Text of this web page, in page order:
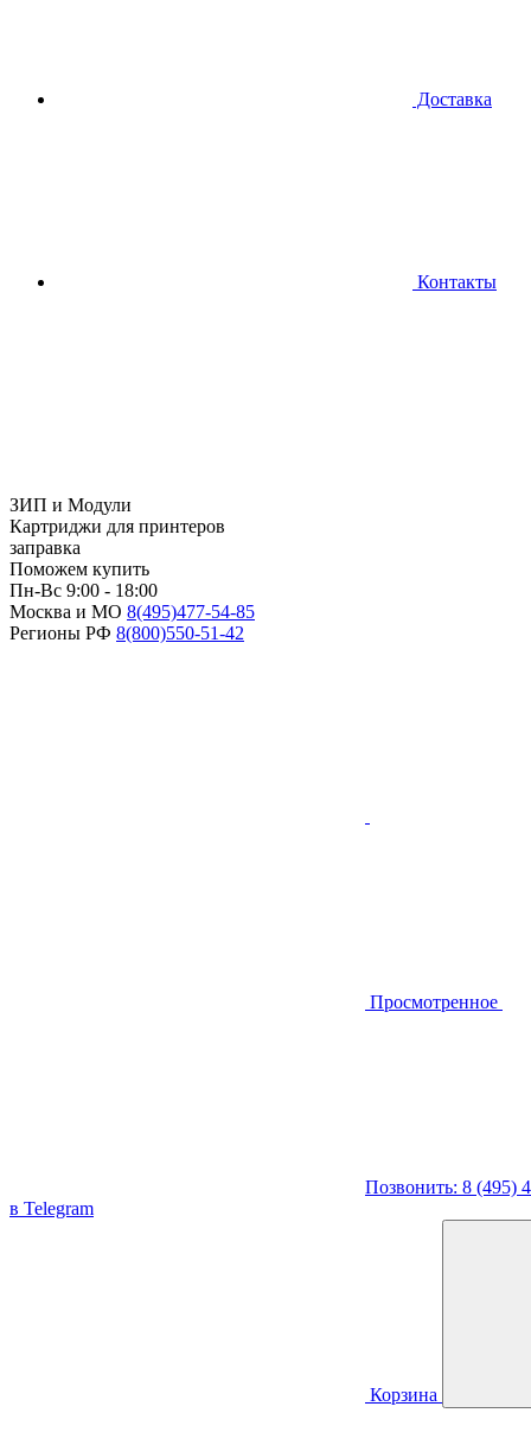
Доставка
Контакты
ЗИП и Модули
Картриджи для принтеров
заправка
Поможем купить
Пн-Вс 9:00 - 18:00
Москва и МО 8(495)477-54-85
Регионы РФ 8(800)550-51-42
Просмотренное
Позвонить: 8 (495)
в Telegram
Корзина